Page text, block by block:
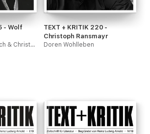
- Wolf
Hans-Edwin Friedrich & Christoph Rauen
TEXT + KRITIK 220 -
Christoph Ransmayr
Doren Wohlleben